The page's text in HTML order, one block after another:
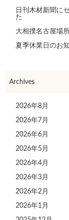
日刊木材新聞に
た
大相撲名古屋場
夏季休業日のお
Archives
2026年8月
2026年7月
2026年6月
2026年5月
2026年4月
2026年3月
2026年2月
2026年1月